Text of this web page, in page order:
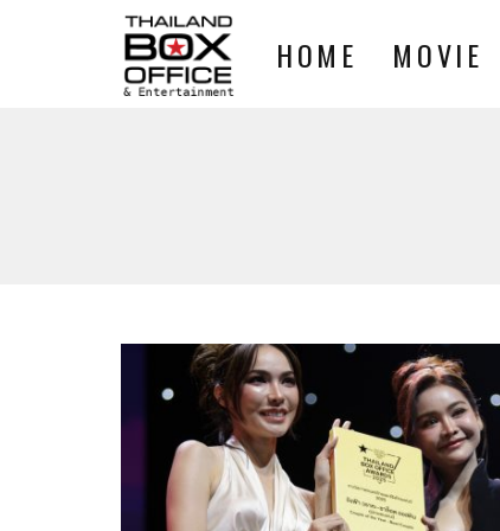
HOME MOVIE